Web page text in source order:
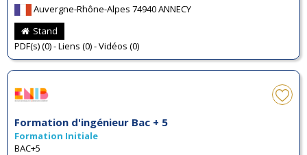
Auvergne-Rhône-Alpes 74940 ANNECY
Stand
PDF(s) (0) - Liens (0) - Vidéos (0)
Formation d'ingénieur Bac + 5
Formation Initiale
BAC+5